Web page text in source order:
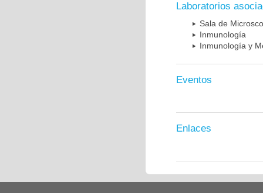
Laboratorios
Sala de
Inmunología
Inmunología y
Eventos
Enlaces